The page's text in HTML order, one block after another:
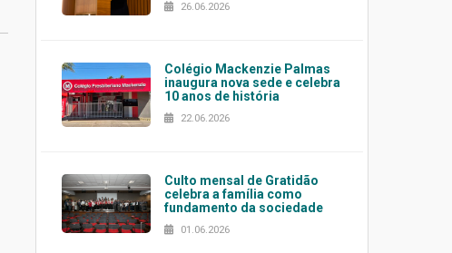
26.06.2026
Colégio Mackenzie Palmas
inaugura nova sede e celebra
10 anos de história
22.06.2026
Culto mensal de Gratidão
celebra a família como
fundamento da sociedade
01.06.2026